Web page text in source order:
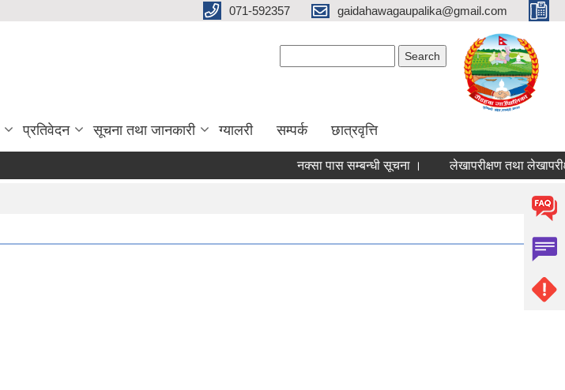
071-592357 gaidahawagaupalika@gmail.com
प्रतिवेदन सूचना तथा जानकारी ग्यालरी सम्पर्क छात्रवृत्ति
नक्सा पास सम्बन्धी सूचना । लेखापरीक्षण तथा लेखापरीक्षक